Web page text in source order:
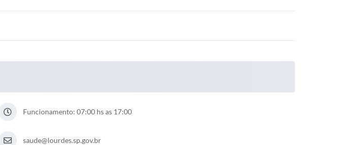
Funcionamento: 07:00 hs as 17:00
saude@lourdes.sp.gov.br